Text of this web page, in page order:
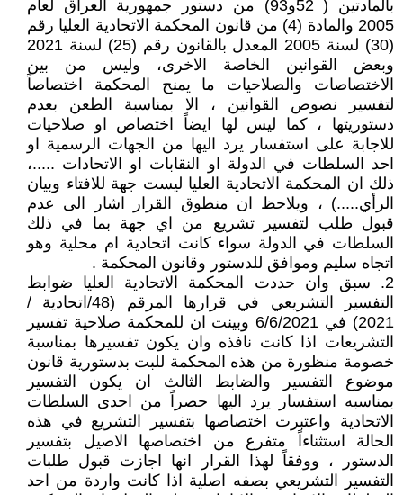
بالمادتين ( 52و93) من دستور جمهورية العراق لعام
2005 والمادة (4) من قانون المحكمة الاتحادية العليا رقم
(30) لسنة 2005 المعدل بالقانون رقم (25) لسنة 2021
وبعض القوانين الخاصة الاخرى، وليس من بين
الاختصاصات والصلاحيات ما يمنح المحكمة اختصاصاً
لتفسير نصوص القوانين ، الا بمناسبة الطعن بعدم
دستوريتها ، كما ليس لها ايضاً اختصاص او صلاحيات
للاجابة على استفسار يرد اليها من الجهات الرسمية او
احد السلطات في الدولة او النقابات او الاتحادات .....،
ذلك ان المحكمة الاتحادية العليا ليست جهة للافتاء وبيان
الرأي.....) ، ويلاحظ ان منطوق القرار اشار الى عدم
قبول طلب لتفسير تشريع من اي جهة بما في ذلك
السلطات في الدولة سواء كانت اتحادية ام محلية وهو
اتجاه سليم وموافق للدستور وقانون المحكمة .
2. سبق وان حددت المحكمة الاتحادية العليا ضوابط
التفسير التشريعي في قرارها المرقم (48/اتحادية /
2021) في 6/6/2021 وبينت ان للمحكمة صلاحية تفسير
التشريعات اذا كانت نافذه وان يكون تفسيرها بمناسبة
خصومة منظورة من هذه المحكمة للبت بدستورية قانون
موضوع التفسير والضابط الثالث ان يكون التفسير
بمناسبه استفسار يرد اليها حصراً من احدى السلطات
الاتحادية واعتبرت اختصاصها بتفسير التشريع في هذه
الحالة استثناءاً متفرع من اختصاصها الاصيل بتفسير
الدستور ، ووفقاً لهذا القرار انها اجازت قبول طلبات
التفسير التشريعي بصفه اصلية اذا كانت واردة من احد